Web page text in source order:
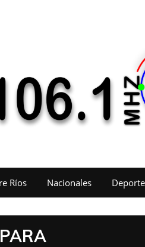
Ríos Nacionales